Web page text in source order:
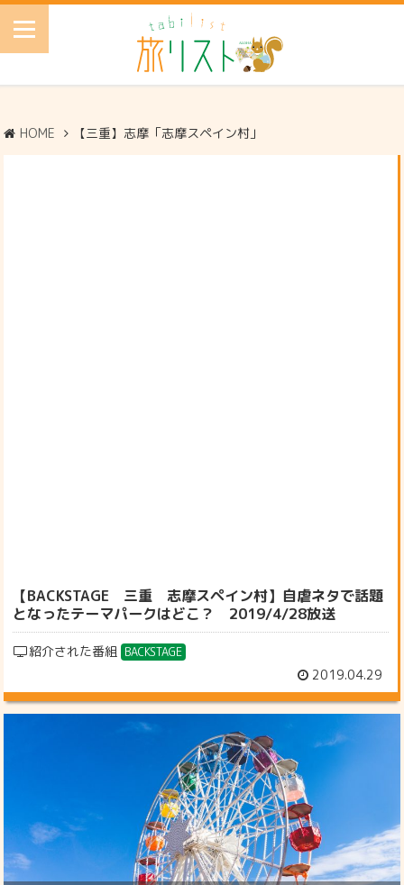
HOME 【三重】志摩「志摩スペイン村」
【BACKSTAGE 三重 志摩スペイン村】自虐ネタで話題
となったテーマパークはどこ？ 2019/4/28放送
紹介された番組 BACKSTAGE
2019.04.29